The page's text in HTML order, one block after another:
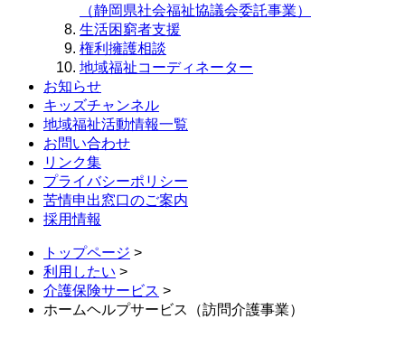
（静岡県社会福祉協議会委託事業）
生活困窮者支援
権利擁護相談
地域福祉コーディネーター
お知らせ
キッズチャンネル
地域福祉活動情報一覧
お問い合わせ
リンク集
プライバシーポリシー
苦情申出窓口のご案内
採用情報
トップページ >
利用したい >
介護保険サービス >
ホームヘルプサービス（訪問介護事業）